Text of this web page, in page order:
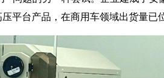
平台产品，在商用车领域出货量已